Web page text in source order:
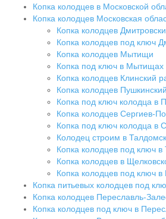
Копка колодцев в Московской
Копка колодцев Московская
Копка колодцев
Копка колодцев под ключ
Копка колодцев Мытищи
Копка под ключ в Мытищах
Копка колодцев Клинский
Копка колодцев
Копка под ключ колодца в
Копка колодцев Сергиев-
Копка под ключ колодца в
Колодец строим в
Копка колодцев под ключ
Копка колодцев в
Копка колодцев под ключ
Копка питьевых колодцев под
Копка колодцев Переславль-
Копка колодцев под ключ в